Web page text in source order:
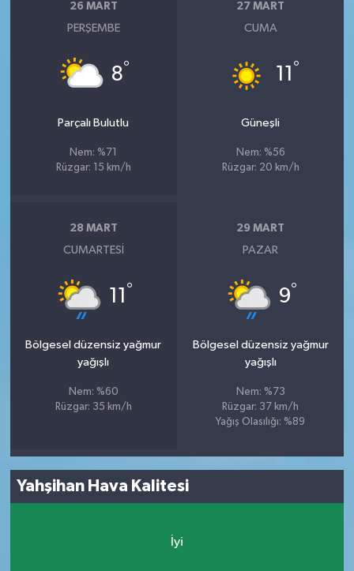
26 MART
PERŞEMBE
8°
Parçalı Bulutlu
Nem: %71
Rüzgar: 15 km/h
27 MART
CUMA
11 °
Güneşli
Nem: %56
Rüzgar: 20 km/h
28 MART
CUMARTESI
11 °
Bölgesel düzensiz yağmur
yağışlı
Nem: %60
Rüzgar: 35 km/h
29 MART
PAZAR
9°
Bölgesel düzensiz yağmur
yağışlı
Nem: %73
Rüzgar: 37 km/h
Yağış Olasılığı: %89
Yahşihan Hava Kalitesi
İyi